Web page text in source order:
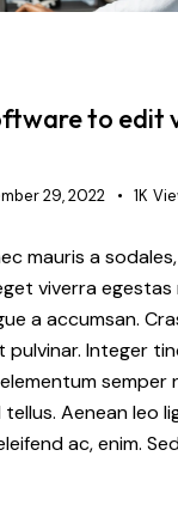
to edit
29, 2022 1K
mauris a
viverra egestas
a accumsan.
pulvinar. Integer
semper
Aenean leo
ac, enim.